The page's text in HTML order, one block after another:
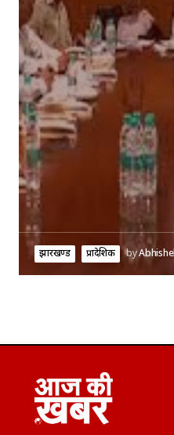
झारखण्ड प्रादेशिक by